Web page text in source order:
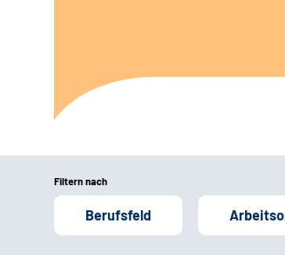
Filtern nach
Berufsfeld